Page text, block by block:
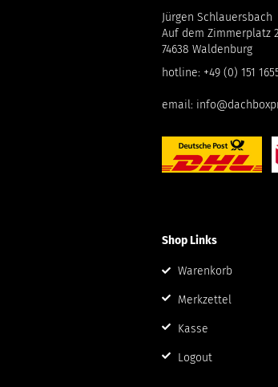
Jürgen Schlauersbach
Auf dem Zimmerplatz 2
74638 Waldenburg
hotline: +49 (0) 151
email:
Shop Links
Warenkorb
Merkzettel
Kasse
Logout